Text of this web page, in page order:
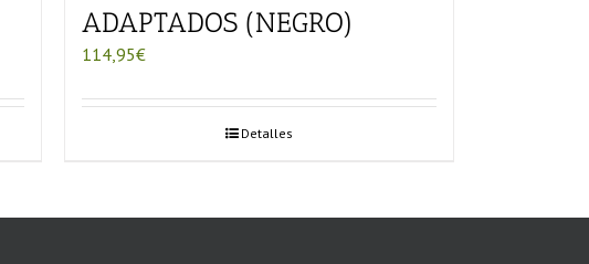
ADAPTADOS (NEGRO)
114,95€
Detalles